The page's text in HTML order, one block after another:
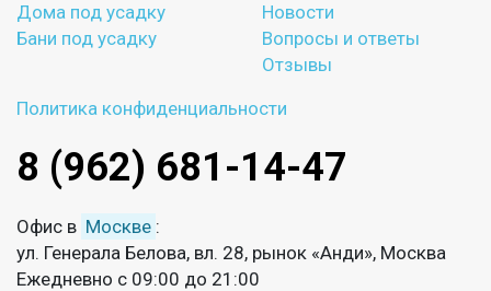
Дома под усадку
Бани под усадку
Новости
Вопросы и ответы
Отзывы
Политика конфиденциальности
8 (962) 681-14-47
Офис в Москве :
ул. Генерала Белова, вл. 28, рынок «Анди», Москва
Ежедневно с 09:00 до 21:00